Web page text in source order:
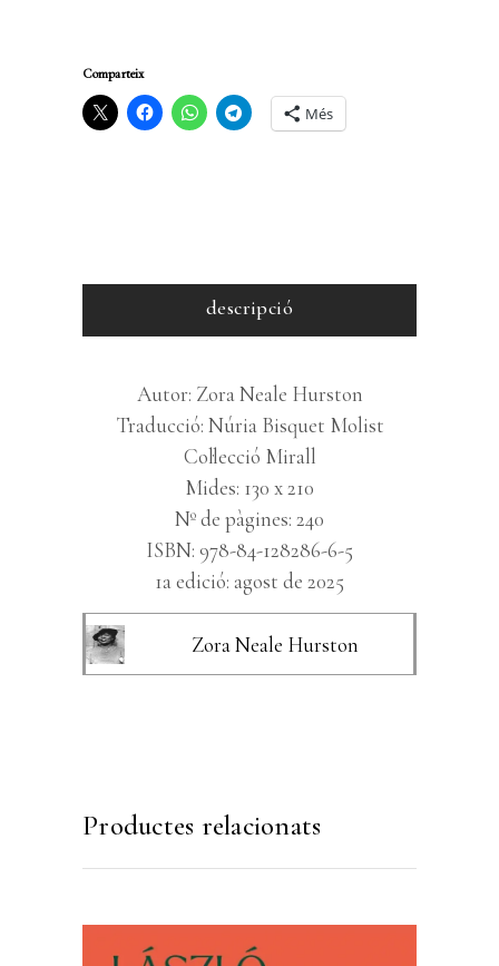
Comparteix
Més
descripció
Autor: Zora Neale Hurston
Traducció: Núria Bisquet Molist
Col·lecció Mirall
Mides: 130 x 210
Nº de pàgines: 240
ISBN: 978-84-128286-6-5
1a edició: agost de 2025
Zora Neale Hurston
Productes relacionats